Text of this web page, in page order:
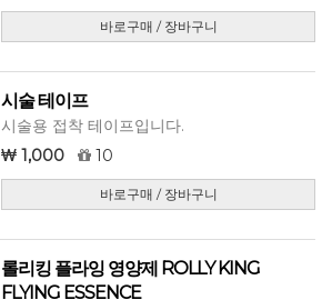
바로구매 / 장바구니
시술 테이프
시술용 접착 테이프입니다.
1,000
10
바로구매 / 장바구니
롤리킹 플라잉 영양제 ROLLY KING
FLYING ESSENCE